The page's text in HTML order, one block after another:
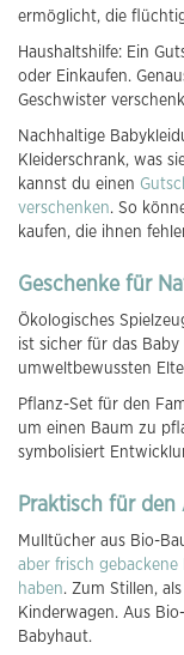
ermöglicht, die
Haushaltshilfe: Ein
oder Einkaufen.
Geschwister
Nachhaltige
Kleiderschrank, was
kannst du einen
verschenken. So
kaufen, die ihnen
Geschenke für
Ökologisches
ist sicher für das
umweltbewussten
Pflanz-Set für den
um einen Baum zu
symbolisiert
Praktisch für den
Mulltücher aus Bio-
aber frisch
haben. Zum Stillen,
Kinderwagen. Aus
Babyhaut.